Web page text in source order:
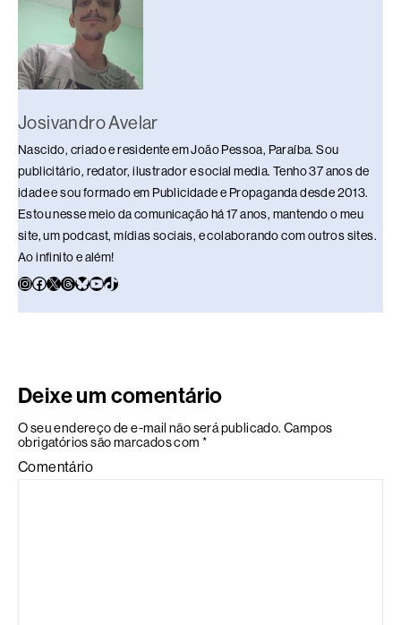
Josivandro Avelar
Nascido, criado e residente em João Pessoa, Paraíba. Sou
publicitário, redator, ilustrador e social media. Tenho 37 anos de
idade e sou formado em Publicidade e Propaganda desde 2013.
Estou nesse meio da comunicação há 17 anos, mantendo o meu
site, um podcast, mídias sociais, e colaborando com outros sites.
Ao infinito e além!
Deixe um comentário
O seu endereço de e-mail não será publicado. Campos
obrigatórios são marcados com *
Comentário